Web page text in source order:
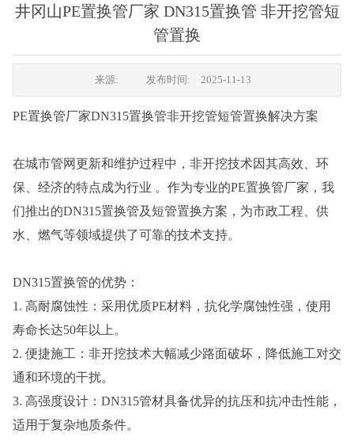
井冈山PE置换管厂家 DN315置换管 非开挖管短
管置换
来源: 发布时间: 2025-11-13
PE置换管厂家DN315置换管非开挖管短管置换解决方案
在城市管网更新和维护过程中，非开挖技术因其高效、环
保、经济的特点成为行业 。作为专业的PE置换管厂家，我
们推出的DN315置换管及短管置换方案，为市政工程、供
水、燃气等领域提供了可靠的技术支持。
DN315置换管的优势：
1. 高耐腐蚀性：采用优质PE材料，抗化学腐蚀性强，使用
寿命长达50年以上。
2. 便捷施工：非开挖技术大幅减少路面破坏，降低施工对交
通和环境的干扰。
3. 高强度设计：DN315管材具备优异的抗压和抗冲击性能，
适用于复杂地质条件。